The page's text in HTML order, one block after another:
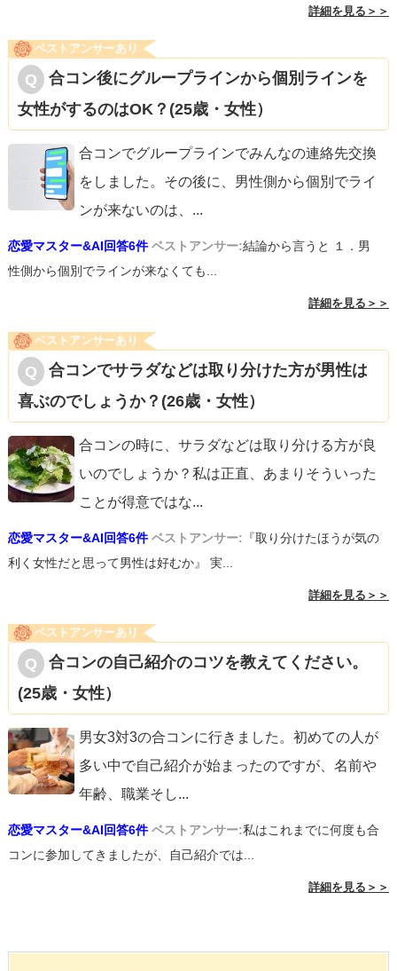
詳細を見る＞＞
ベストアンサーあり
合コン後にグループラインから個別ラインを
女性がするのはOK？(25歳・女性）
合コンでグループラインでみんなの連絡先交換
をしました。その後に、男性側から個別でライ
ンが来ないのは、 ...
恋愛マスター&AI回答6件 ベストアンサー:結論から言うと １．男
性側から個別でラインが来なくても...
詳細を見る＞＞
ベストアンサーあり
合コンでサラダなどは取り分けた方が男性は
喜ぶのでしょうか？(26歳・女性）
合コンの時に、サラダなどは取り分ける方が良
いのでしょうか？私は正直、あまりそういった
ことが得意ではな...
恋愛マスター&AI回答6件 ベストアンサー: 『取り分けたほうが気の
利く女性だと思って男性は好むか』 実...
詳細を見る＞＞
ベストアンサーあり
合コンの自己紹介のコツを教えてください。
(25歳・女性）
男女3対3の合コンに行きました。初めての人が
多い中で自己紹介が始まったのですが、名前や
年齢、職業そし...
恋愛マスター&AI回答6件 ベストアンサー:私はこれまでに何度も合
コンに参加してきましたが、自己紹介では...
詳細を見る＞＞